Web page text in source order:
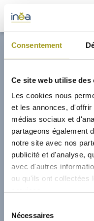
Consentement
Ce site web utilise des
Les cookies nous
et les annonces,
médias sociaux et
partageons également
notre site avec nos
publicité et d'analyse,
avec d'autres
ou qu'ils ont collectées
Nécessaires
ACTUS
PORTE-
GREEN